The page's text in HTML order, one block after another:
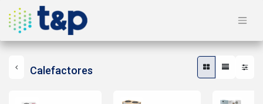
Calefactores